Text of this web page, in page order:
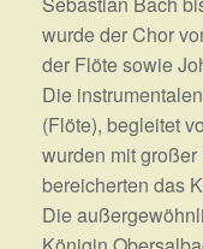
wurde der Chor
der Flöte sowie
Die
(Flöte), begleitet
wurden mit
bereicherten das
Die